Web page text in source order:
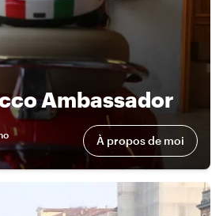
Ambassador
À propos de moi